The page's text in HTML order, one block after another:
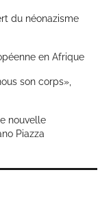
du néonazisme
en Afrique
son corps»,
nouvelle
Piazza